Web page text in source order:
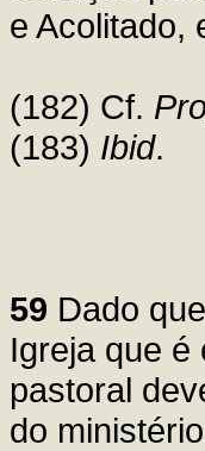
e Acolitado,
(182) Cf.
(183) Ibid.
59 Dado
Igreja que é
pastoral
do